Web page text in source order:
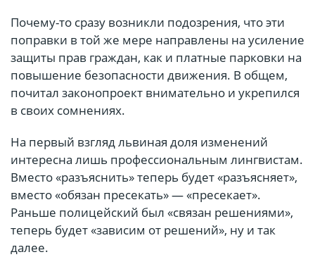
Почему-то сразу возникли подозрения, что эти
поправки в той же мере направлены на усиление
защиты прав граждан, как и платные парковки на
повышение безопасности движения. В общем,
почитал законопроект внимательно и укрепился
в своих сомнениях.
На первый взгляд львиная доля изменений
интересна лишь профессиональным лингвистам.
Вместо «разъяснить» теперь будет «разъясняет»,
вместо «обязан пресекать» — «пресекает».
Раньше полицейский был «связан решениями»,
теперь будет «зависим от решений», ну и так
далее.